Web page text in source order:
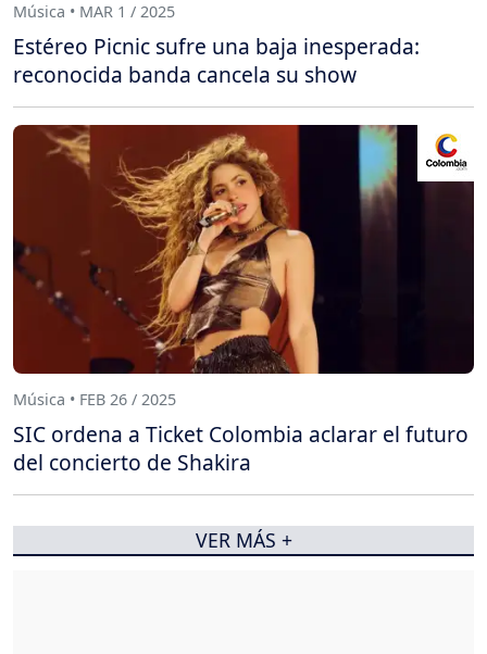
Música • MAR 1 / 2025
Estéreo Picnic sufre una baja inesperada:
reconocida banda cancela su show
Música • FEB 26 / 2025
SIC ordena a Ticket Colombia aclarar el futuro
del concierto de Shakira
VER MÁS +